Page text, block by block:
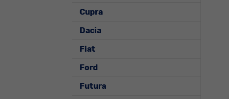
Cupra
Dacia
Fiat
Ford
Futura